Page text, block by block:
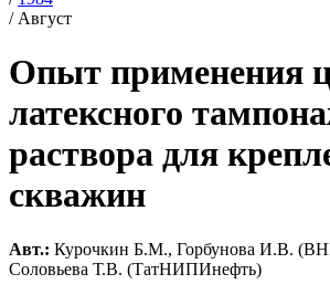
/ Август
Опыт применения
латексного
раствора для
скважин
Авт.: Курочкин Б.М., Горбунова И.В.
Соловьева Т.В. (ТатНИПИнефть)